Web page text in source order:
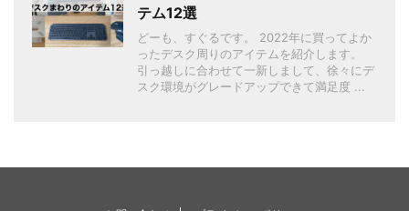
テム12選
どーも、すぐるです。 2022年に買ってよか
ったデスク周りのアイテムを紹介します。
引っ越しに合わせて一新しまして、徐々にデ
スク環境がグレードアップできて満足度 ...